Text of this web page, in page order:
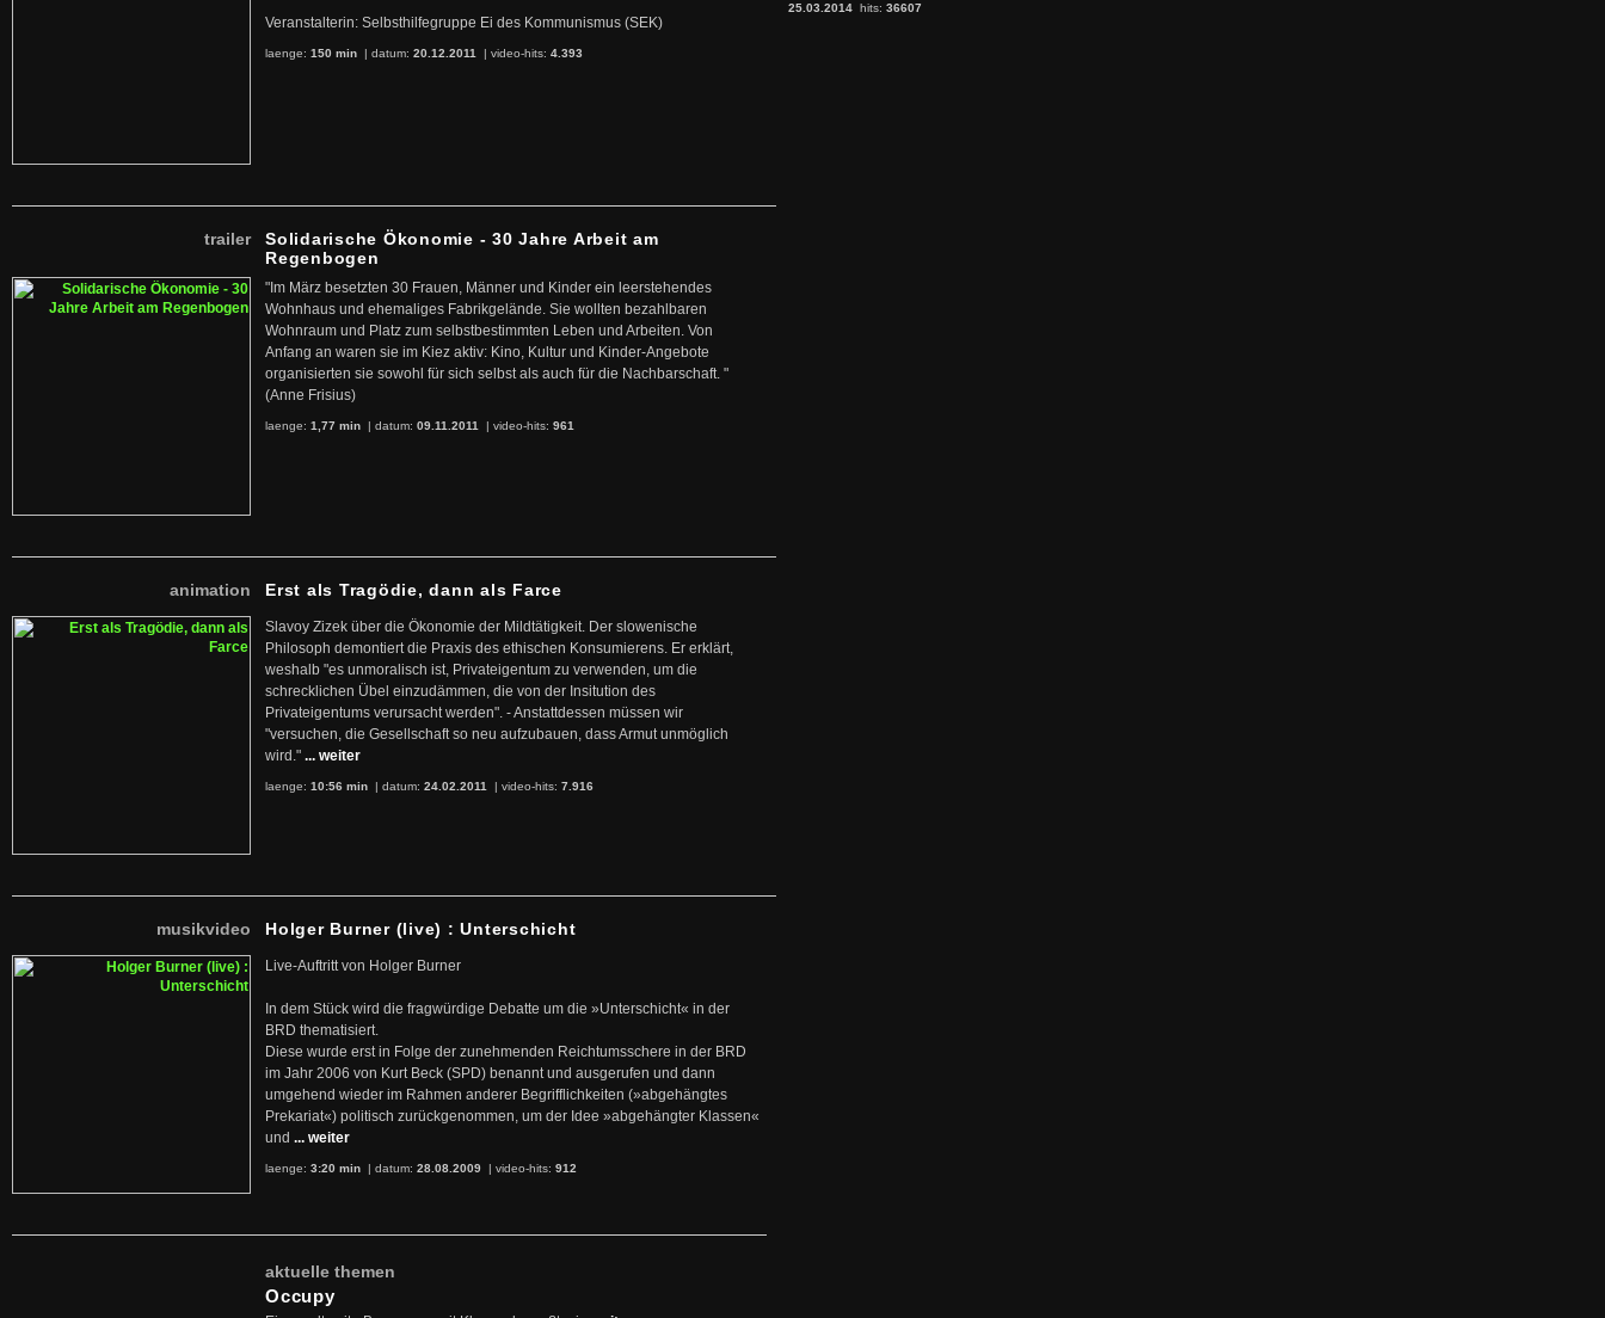
Veranstalterin: Selbsthilfegruppe Ei des Kommunismus (SEK)
laenge: 150 min | datum: 20.12.2011 | video-hits: 4.393
trailer
Solidarische Ökonomie - 30 Jahre Arbeit am
Regenbogen
"Im März besetzten 30 Frauen, Männer und Kinder ein leerstehendes
Wohnhaus und ehemaliges Fabrikgelände. Sie wollten bezahlbaren
Wohnraum und Platz zum selbstbestimmten Leben und Arbeiten. Von
Anfang an waren sie im Kiez aktiv: Kino, Kultur und Kinder-Angebote
organisierten sie sowohl für sich selbst als auch für die Nachbarschaft. "
(Anne Frisius)
laenge: 1,77 min | datum: 09.11.2011 | video-hits: 961
animation Erst als Tragödie, dann als Farce
Slavoy Zizek über die Ökonomie der Mildtätigkeit. Der slowenische
Philosoph demontiert die Praxis des ethischen Konsumierens. Er erklärt,
weshalb "es unmoralisch ist, Privateigentum zu verwenden, um die
schrecklichen Übel einzudämmen, die von der Insitution des
Privateigentums verursacht werden". - Anstattdessen müssen wir
"versuchen, die Gesellschaft so neu aufzubauen, dass Armut unmöglich
wird." ... weiter
laenge: 10:56 min | datum: 24.02.2011 | video-hits: 7.916
musikvideo Holger Burner (live) : Unterschicht
Live-Auftritt von Holger Burner
In dem Stück wird die fragwürdige Debatte um die »Unterschicht« in der
BRD thematisiert.
Diese wurde erst in Folge der zunehmenden Reichtumsschere in der BRD
im Jahr 2006 von Kurt Beck (SPD) benannt und ausgerufen und dann
umgehend wieder im Rahmen anderer Begrifflichkeiten (»abgehängtes
Prekariat«) politisch zurückgenommen, um der Idee »abgehängter Klassen«
und ... weiter
laenge: 3:20 min | datum: 28.08.2009 | video-hits: 912
aktuelle themen
Occupy
25.03.2014 hits: 36607